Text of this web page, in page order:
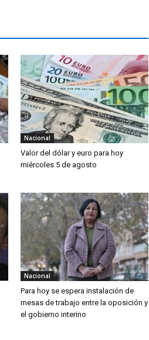
Nacional
Valor del dólar y euro para hoy
miércoles 5 de agosto
Nacional
Para hoy se espera instalación de
mesas de trabajo entre la oposición y
el gobierno interino